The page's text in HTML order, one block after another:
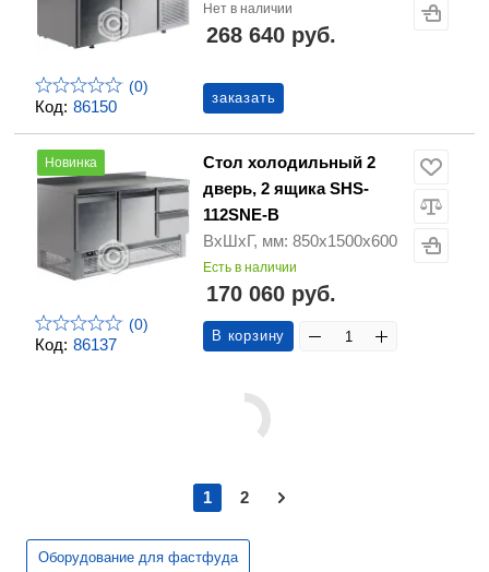
Код: 86150
(0)
Нет в наличии
268 640 руб.
заказать
Код: 86137
Новинка
(0)
Стол холодильный 2
дверь, 2 ящика SHS-
112SNE-B
ВхШхГ, мм: 850х1500х600
Есть в наличии
170 060 руб.
В корзину
1 2
Оборудование для фастфуда